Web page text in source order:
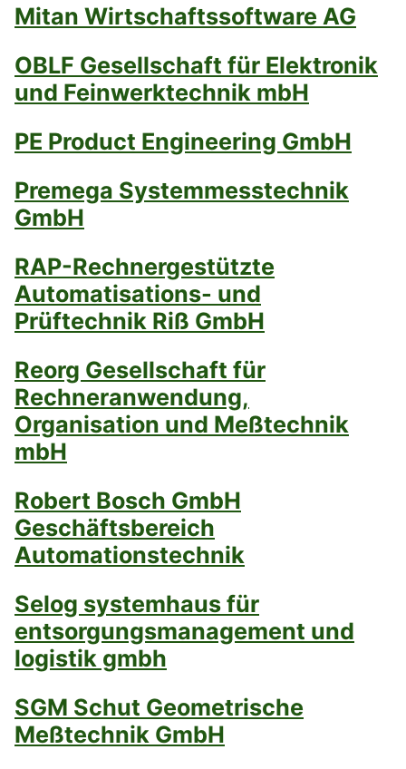
Mitan Wirtschaftssoftware AG
OBLF Gesellschaft für Elektronik
und Feinwerktechnik mbH
PE Product Engineering GmbH
Premega Systemmesstechnik
GmbH
RAP-Rechnergestützte
Automatisations- und
Prüftechnik Riß GmbH
Reorg Gesellschaft für
Rechneranwendung,
Organisation und Meßtechnik
mbH
Robert Bosch GmbH
Geschäftsbereich
Automationstechnik
Selog systemhaus für
entsorgungsmanagement und
logistik gmbh
SGM Schut Geometrische
Meßtechnik GmbH